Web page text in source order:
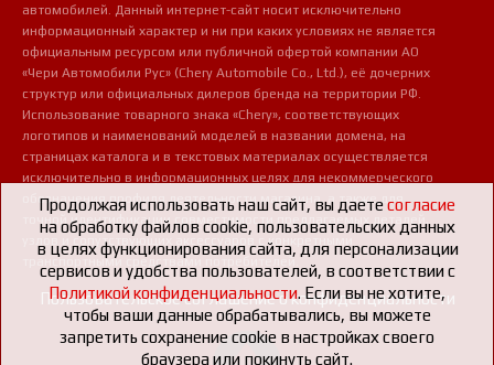
автомобилей. Данный интернет-сайт носит исключительно
информационный характер и ни при каких условиях не является
официальным ресурсом или публичной офертой компании АО
«Чери Автомобили Рус» (Chery Automobile Co., Ltd.), её дочерних
структур или официальных дилеров бренда на территории РФ.
Использование товарного знака «Chery», соответствующих
логотипов и наименований моделей в названии домена, на
страницах каталога и в текстовых материалах осуществляется
исключительно в информационных целях для некоммерческого
обозначения профиля деятельности магазина, а также для
точной идентификации совместимости предлагаемых деталей,
узлов и сопутствующих аксессуаров с конкретными
транспортными средствами потребителей.
Пользовательское соглашение о конфиденциальности
Продолжая использовать наш сайт, вы даетесогласие
на обработку файлов cookie, пользовательских данных
в целях функционирования сайта, для персонализации
сервисов и удобства пользователей, в соответствии с
Политикой конфиденциальности. Если вы не хотите,
чтобы ваши данные обрабатывались, вы можете
запретить сохранение cookie в настройках своего
браузера или покинуть сайт.